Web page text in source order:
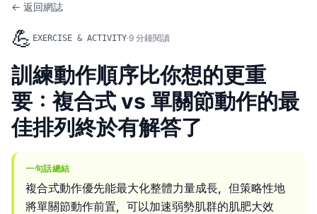
← 返回網誌
💪 EXERCISE & ACTIVITY·9 分鐘閱讀
訓練動作順序比你想的更重
要：複合式 vs 單關節動作的最
佳排列終於有解答了
一句話總結
複合式動作優先能最大化整體力量成長，但策略性地
將單關節動作前置，可以加速弱勢肌群的肌肥大效